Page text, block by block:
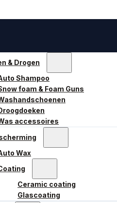
& Drogen
Shampoo
foam & Foam Guns
accessoires
Wax
Ceramic coating
Glascoating